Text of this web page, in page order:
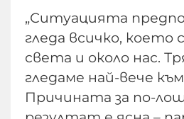
„Ситуацията
гледа всичко, което
света и около нас.
гледаме най-вече
Причината за по-